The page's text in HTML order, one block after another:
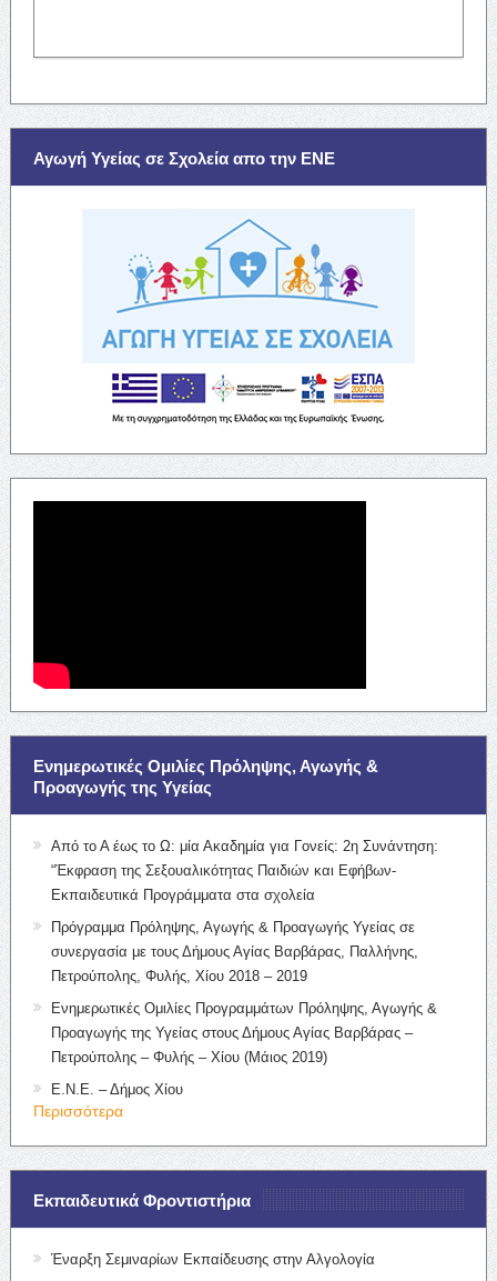
Αγωγή Υγείας σε Σχολεία απο την ΕΝΕ
Ενημερωτικές Ομιλίες Πρόληψης, Αγωγής &
Προαγωγής της Υγείας
Από το Α έως το Ω: μία Ακαδημία για Γονείς: 2η Συνάντηση:
“Έκφραση της Σεξουαλικότητας Παιδιών και Εφήβων-
Εκπαιδευτικά Προγράμματα στα σχολεία
Πρόγραμμα Πρόληψης, Αγωγής & Προαγωγής Υγείας σε
συνεργασία με τους Δήμους Αγίας Βαρβάρας, Παλλήνης,
Πετρούπολης, Φυλής, Χίου 2018 – 2019
Ενημερωτικές Ομιλίες Προγραμμάτων Πρόληψης, Αγωγής &
Προαγωγής της Υγείας στους Δήμους Αγίας Βαρβάρας –
Πετρούπολης – Φυλής – Χίου (Μάιος 2019)
Ε.Ν.Ε. – Δήμος Χίου
Περισσότερα
Εκπαιδευτικά Φροντιστήρια
Έναρξη Σεμιναρίων Εκπαίδευσης στην Αλγολογία